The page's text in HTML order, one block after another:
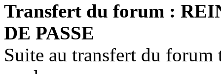
Transfert du forum :
DE PASSE
Suite au transfert du forum